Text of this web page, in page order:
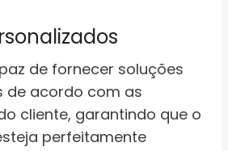
de fornecer soluções
de acordo com as
cliente, garantindo que o
perfeitamente